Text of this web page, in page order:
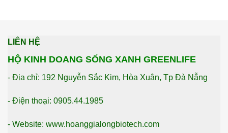
LIÊN HỆ
HỘ KINH DOANG SỐNG XANH GREENLIFE
- Địa chỉ: 192 Nguyễn Sắc Kim, Hòa Xuân, Tp Đà Nẵng
- Điện thoại: 0905.44.1985
- Website: www.hoanggialongbiotech.com